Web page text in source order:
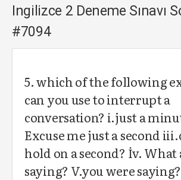
Ingilizce 2 Deneme Sınavı
#7094
5. which of the following
can you use to interrupt a
conversation? i.just a
Excuse me just a second
hold on a second? İv. What
saying? V.you were saying?